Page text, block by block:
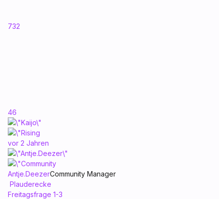
732
46
vor 2 Jahren
Antje.DeezerCommunity Manager
Plauderecke
Freitagsfrage 1-3